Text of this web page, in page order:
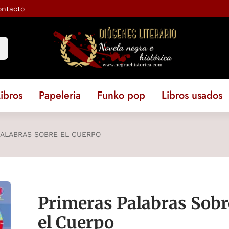
Papeleria Funko pop Libros usados
SOBRE EL CUERPO
Primeras Palabras
el Cuerpo